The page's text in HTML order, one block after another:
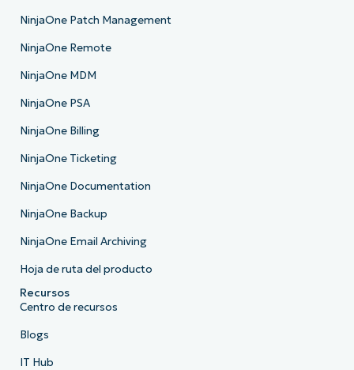
NinjaOne Patch Management
NinjaOne Remote
NinjaOne MDM
NinjaOne PSA
NinjaOne Billing
NinjaOne Ticketing
NinjaOne Documentation
NinjaOne Backup
NinjaOne Email Archiving
Hoja de ruta del producto
Recursos
Centro de recursos
Blogs
IT Hub